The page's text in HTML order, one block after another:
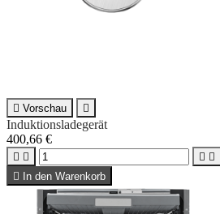
 Vorschau 
Induktionsladegerät
400,66 €
   

In den Warenkorb